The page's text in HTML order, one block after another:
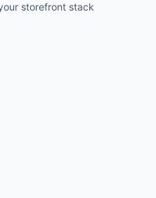
storefront stack